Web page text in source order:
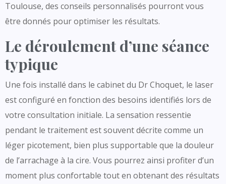
Toulouse, des conseils personnalisés pourront vous
être donnés pour optimiser les résultats.
Le déroulement d’une séance
typique
Une fois installé dans le cabinet du Dr Choquet, le laser
est configuré en fonction des besoins identifiés lors de
votre consultation initiale. La sensation ressentie
pendant le traitement est souvent décrite comme un
léger picotement, bien plus supportable que la douleur
de l’arrachage à la cire. Vous pourrez ainsi profiter d’un
moment plus confortable tout en obtenant des résultats